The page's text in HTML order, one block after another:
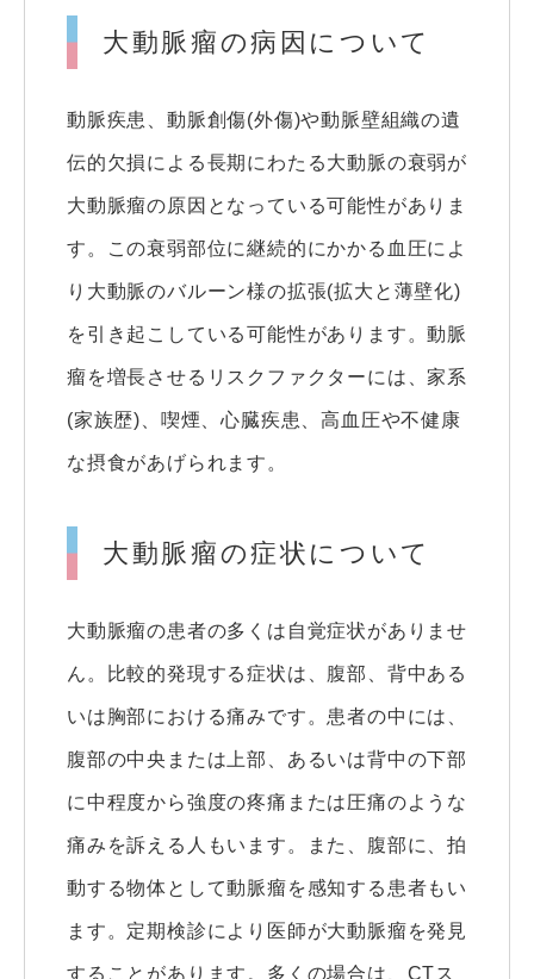
大動脈瘤の病因について
動脈疾患、動脈創傷(外傷)や動脈壁組織の遺
伝的欠損による長期にわたる大動脈の衰弱が
大動脈瘤の原因となっている可能性がありま
す。この衰弱部位に継続的にかかる血圧によ
り大動脈のバルーン様の拡張(拡大と薄壁化)
を引き起こしている可能性があります。動脈
瘤を増長させるリスクファクターには、家系
(家族歴)、喫煙、心臓疾患、高血圧や不健康
な摂食があげられます。
大動脈瘤の症状について
大動脈瘤の患者の多くは自覚症状がありませ
ん。比較的発現する症状は、腹部、背中ある
いは胸部における痛みです。患者の中には、
腹部の中央または上部、あるいは背中の下部
に中程度から強度の疼痛または圧痛のような
痛みを訴える人もいます。また、腹部に、拍
動する物体として動脈瘤を感知する患者もい
ます。定期検診により医師が大動脈瘤を発見
することがあります。多くの場合は、CTス